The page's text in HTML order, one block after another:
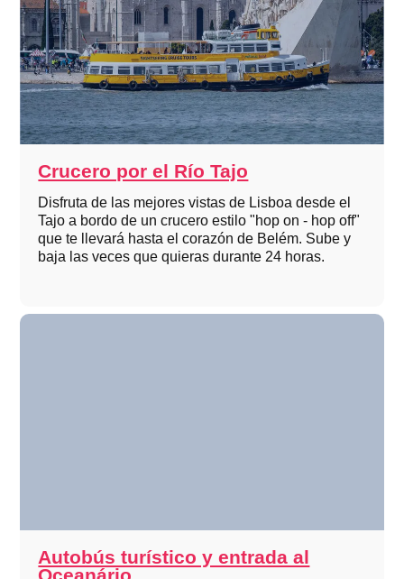
Crucero por el Río Tajo
Disfruta de las mejores vistas de Lisboa desde el
Tajo a bordo de un crucero estilo "hop on - hop off"
que te llevará hasta el corazón de Belém. Sube y
baja las veces que quieras durante 24 horas.
Autobús turístico y entrada al